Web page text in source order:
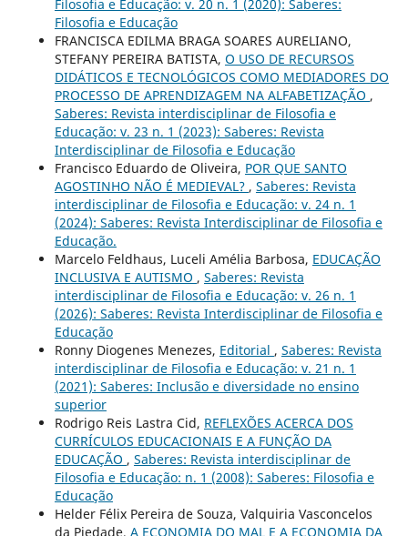
Filosofia e Educação: v. 20 n. 1 (2020): Saberes:
Filosofia e Educação
FRANCISCA EDILMA BRAGA SOARES AURELIANO,
STEFANY PEREIRA BATISTA, O USO DE RECURSOS
DIDÁTICOS E TECNOLÓGICOS COMO MEDIADORES DO
PROCESSO DE APRENDIZAGEM NA ALFABETIZAÇÃO ,
Saberes: Revista interdisciplinar de Filosofia e
Educação: v. 23 n. 1 (2023): Saberes: Revista
Interdisciplinar de Filosofia e Educação
Francisco Eduardo de Oliveira, POR QUE SANTO
AGOSTINHO NÃO É MEDIEVAL? , Saberes: Revista
interdisciplinar de Filosofia e Educação: v. 24 n. 1
(2024): Saberes: Revista Interdisciplinar de Filosofia e
Educação.
Marcelo Feldhaus, Luceli Amélia Barbosa, EDUCAÇÃO
INCLUSIVA E AUTISMO , Saberes: Revista
interdisciplinar de Filosofia e Educação: v. 26 n. 1
(2026): Saberes: Revista Interdisciplinar de Filosofia e
Educação
Ronny Diogenes Menezes, Editorial , Saberes: Revista
interdisciplinar de Filosofia e Educação: v. 21 n. 1
(2021): Saberes: Inclusão e diversidade no ensino
superior
Rodrigo Reis Lastra Cid, REFLEXÕES ACERCA DOS
CURRÍCULOS EDUCACIONAIS E A FUNÇÃO DA
EDUCAÇÃO , Saberes: Revista interdisciplinar de
Filosofia e Educação: n. 1 (2008): Saberes: Filosofia e
Educação
Helder Félix Pereira de Souza, Valquiria Vasconcelos
da Piedade, A ECONOMIA DO MAL E A ECONOMIA DA